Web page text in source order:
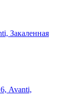
Закаленная
Avanti,